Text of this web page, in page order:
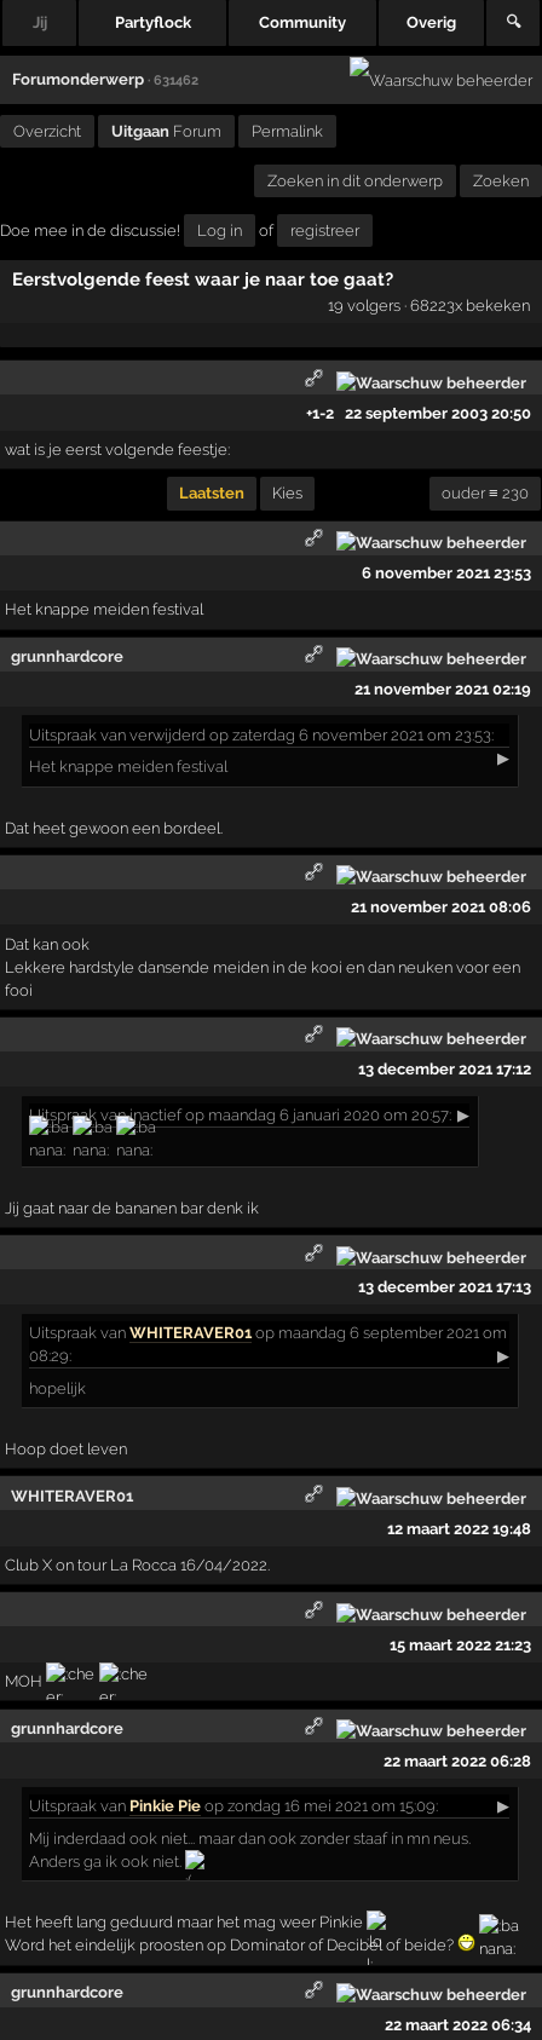
Jij Partyflock Community Overig 🔍
Forumonderwerp · 631462
Overzicht Uitgaan Forum Permalink
Zoeken in dit onderwerp Zoeken
Doe mee in de discussie! Log in of registreer
Eerstvolgende feest waar je naar toe gaat?
19 volgers · 68223x bekeken
+1-2 22 september 2003 20:50
wat is je eerst volgende feestje:
Laatsten Kies ouder ≡ 230
6 november 2021 23:53
Het knappe meiden festival
grunnhardcore
21 november 2021 02:19
Uitspraak van verwijderd op zaterdag 6 november 2021 om 23:53:
▶
Het knappe meiden festival
Dat heet gewoon een bordeel.
21 november 2021 08:06
Dat kan ook
Lekkere hardstyle dansende meiden in de kooi en dan neuken voor een
fooi
13 december 2021 17:12
Uitspraak van inactief op maandag 6 januari 2020 om 20:57: ▶
Jij gaat naar de bananen bar denk ik
13 december 2021 17:13
Uitspraak vanWHITERAVER01op maandag 6 september 2021 om
08:29:
▶
hopelijk
Hoop doet leven
WHITERAVER01
12 maart 2022 19:48
Club X on tour La Rocca 16/04/2022.
15 maart 2022 21:23
MOH
grunnhardcore
22 maart 2022 06:28
Uitspraak van Pinkie Pie op zondag 16 mei 2021 om 15:09:
▶
Mij inderdaad ook niet... maar dan ook zonder staaf in mn neus.
Anders ga ik ook niet.
Het heeft lang geduurd maar het mag weer Pinkie
Word het eindelijk proosten op Dominator of Decibel of beide?
grunnhardcore
22 maart 2022 06:34